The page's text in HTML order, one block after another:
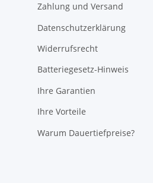
Zahlung und Versand
Datenschutzerklärung
Widerrufsrecht
Batteriegesetz-Hinweis
Ihre Garantien
Ihre Vorteile
Warum Dauertiefpreise?